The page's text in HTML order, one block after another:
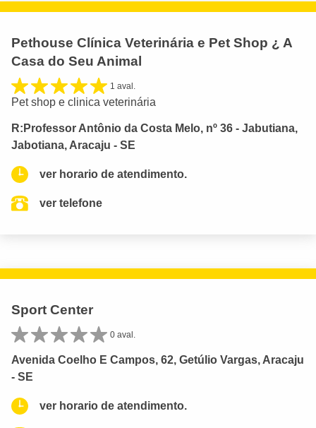
Pethouse Clínica Veterinária e Pet Shop ¿ A
Casa do Seu Animal
1 aval.
Pet shop e clinica veterinária
R:Professor Antônio da Costa Melo, nº 36 - Jabutiana,
Jabotiana, Aracaju - SE
ver horario de atendimento.
ver telefone
Sport Center
0 aval.
Avenida Coelho E Campos, 62, Getúlio Vargas, Aracaju
- SE
ver horario de atendimento.